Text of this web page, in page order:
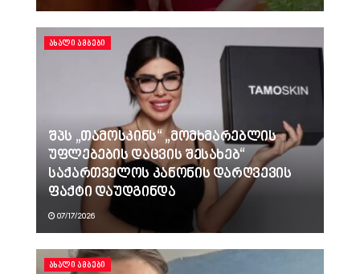
ᲐᲮᲐᲚᲘ ᲐᲛᲑᲔᲑᲘ
შპს „თამოსკინს“ „მომხმარებლის
უფლებების დაცვის შესახებ“
საქართველოს კანონის დარღვევის
ფაქტი დაუდგინდა
07/17/2026
ᲐᲮᲐᲚᲘ ᲐᲛᲑᲔᲑᲘ